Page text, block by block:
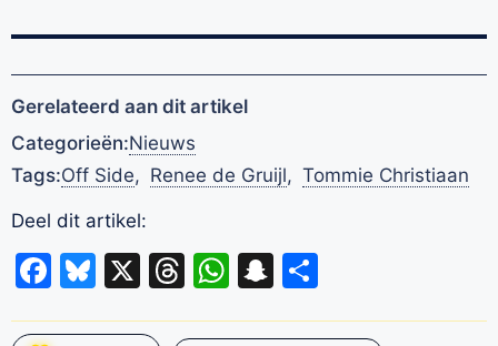
Gerelateerd aan dit artikel
Categorieën:Nieuws
Tags:Off Side, Renee de Gruijl, Tommie Christiaan
Deel dit artikel:
Facebook
Bluesky
X Threads
WhatsApp
Snapchat